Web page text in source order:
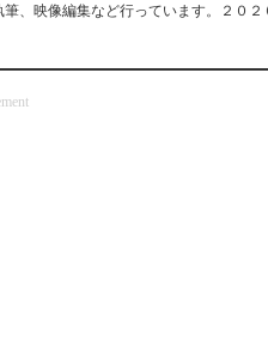
、映像編集など行っています。２０